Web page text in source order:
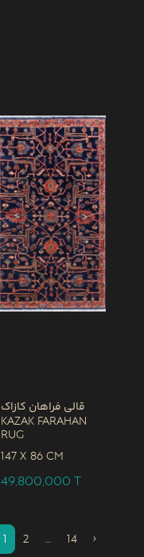
قالی فراهان کازاک
Kazak Farahan
Rug
147 x 86 CM
49,800,000T
1 2 … 14 ›